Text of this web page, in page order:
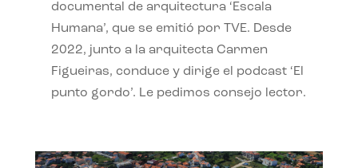
documental de arquitectura ‘Escala
Humana’, que se emitió por TVE. Desde
2022, junto a la arquitecta Carmen
Figueiras, conduce y dirige el podcast ‘El
punto gordo’. Le pedimos consejo lector.